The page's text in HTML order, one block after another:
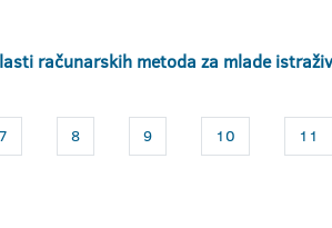
računarskih metoda za mlade
7 8 9 10 11